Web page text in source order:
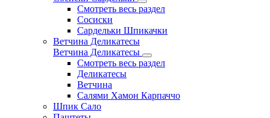
Смотреть весь раздел
Сосиски
Сардельки Шпикачки
Ветчина Деликатесы
Ветчина Деликатесы
Смотреть весь раздел
Деликатесы
Ветчина
Салями Хамон Карпаччо
Шпик Сало